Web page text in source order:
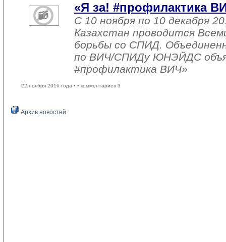
«Я за! #профилактика
С 10 ноября по 10 декабря
Казахстан проводится
борьбы со СПИД.
по ВИЧ/СПИДу ЮНЭЙДС
#профилактика ВИЧ»
22 ноября 2016 года • • комментариев 3
Архив новостей